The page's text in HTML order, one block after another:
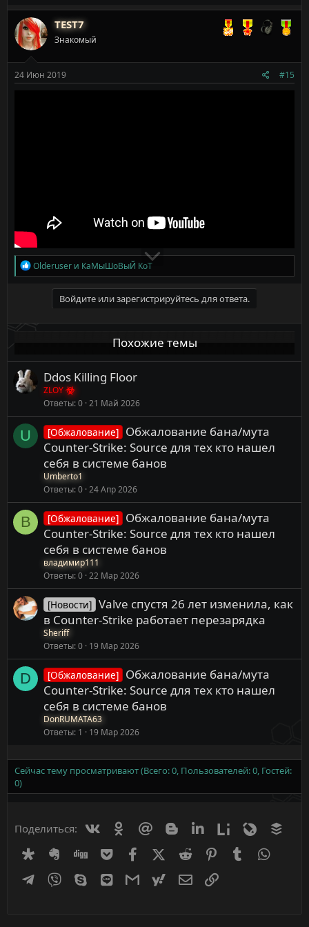
а
к
ц
и
и
TEST7
Знакомый
24 Июн 2019 #15
Р
е
Olderuser и КаМыШоВыЙ КоТ
Войдите или зарегистрируйтесь для ответа.
Похожие темы
Ddos Killing Floor
ZLOY
Ответы 0 21 Май 2026
U [Обжалование] Обжалование бана/мута
Counter-Strike: Source для тех кто нашел
себя в системе банов
Umberto1
Ответы 0 24 Апр 2026
В [Обжалование] Обжалование бана/мута
Counter-Strike: Source для тех кто нашел
себя в системе банов
владимир111
Ответы 0 22 Мар 2026
[Новости] Valve спустя 26 лет изменила, как
в Counter-Strike работает перезарядка
Sheriff
Ответы 0 19 Мар 2026
D [Обжалование] Обжалование бана/мута
Counter-Strike: Source для тех кто нашел
себя в системе банов
DonRUMATA63
Ответы 1 19 Мар 2026
Сейчас тему просматривают (Всего: 0, Пользователей: 0, Гостей:
0)
Поделиться: ВконтактеОдноклассники
Mail.ru BloggerLinkedinLiveinternet
Livejournal
DiasporaEvernoteDigg GetpocketFacebookX (Twitter)
Reddit PinterestTumblr
Telegram
Viber Skype Line GmailyahoomailЭлектронная почта